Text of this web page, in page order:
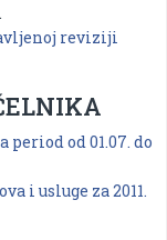
.
reviziji
od 01.07. do
i usluge za 2011.